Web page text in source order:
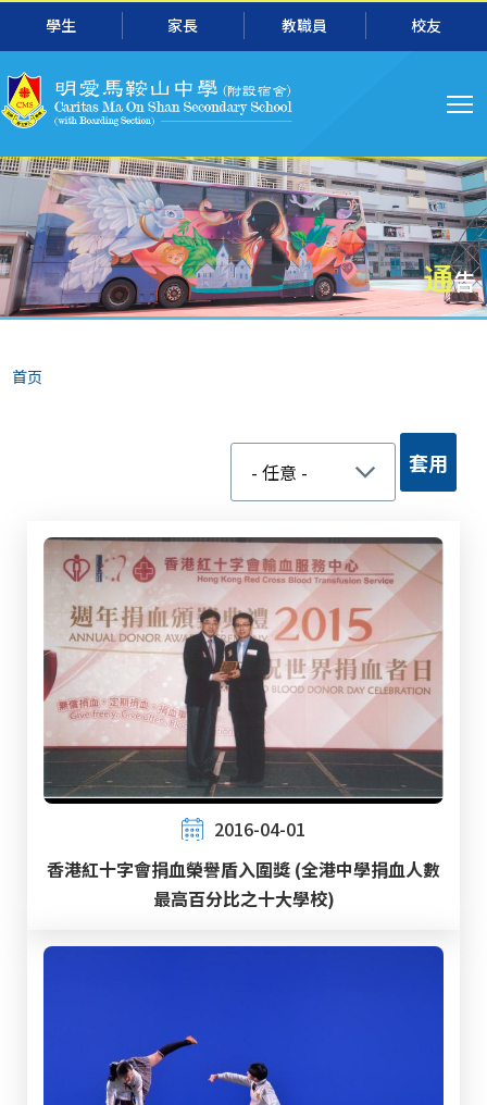
跳转到主要内容
學生 家長 教職員 校友
主
航
通告
面
包
首页
2016-04-01
香港紅十字會捐血榮譽盾入圍獎 (全港中學捐血人數
最高百分比之十大學校)